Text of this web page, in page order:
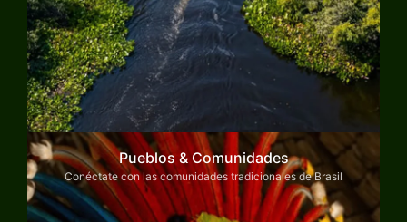
Pueblos & Comunidades
Conéctate con las comunidades tradicionales de Brasil